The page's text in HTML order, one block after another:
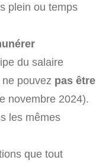
plein ou temps
du salaire
pouvez pas être
novembre 2024).
les mêmes
que tout